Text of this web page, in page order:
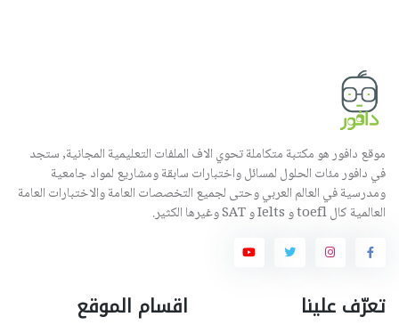
موقع دافور هو مكتبة متكاملة تحوي الاف الملفات التعليمية المجانية, ستجد
في دافور مئات الحلول لمسائل واختبارات سابقة ومشاريع لمواد جامعية
ومدرسية في العالم العربي وحتى لجميع التخصصات العامة والاختبارات العامة
العالمية كال toefl و Ielts و SAT وغيرها الكثير.
تعرّف علينا اقسام الموقع